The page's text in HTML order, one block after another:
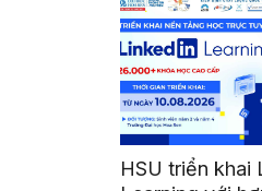
HSU triển khai